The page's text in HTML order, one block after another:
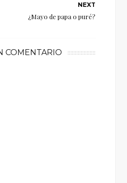
NEXT
¿Mayo de papa o puré?
COMENTARIO